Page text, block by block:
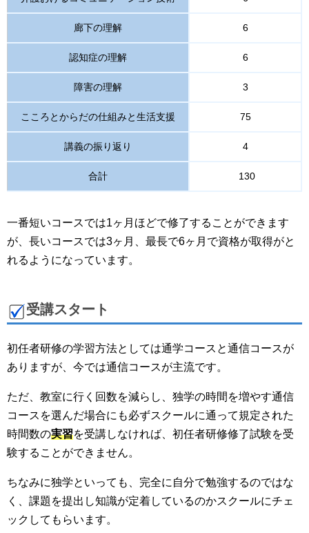
廊下の理解 6
認知症の理解 6
障害の理解 3
こころとからだの仕組みと生活支援 75
講義の振り返り 4
合計 130
一番短いコースでは1ヶ月ほどで修了することができます
が、長いコースでは3ヶ月、最長で6ヶ月で資格が取得がと
れるようになっています。
受講スタート
初任者研修の学習方法としては通学コースと通信コースが
ありますが、今では通信コースが主流です。
ただ、教室に行く回数を減らし、独学の時間を増やす通信
コースを選んだ場合にも必ずスクールに通って規定された
時間数の実習を受講しなければ、初任者研修修了試験を受
験することができません。
ちなみに独学といっても、完全に自分で勉強するのではな
く、課題を提出し知識が定着しているのかスクールにチェ
ックしてもらいます。